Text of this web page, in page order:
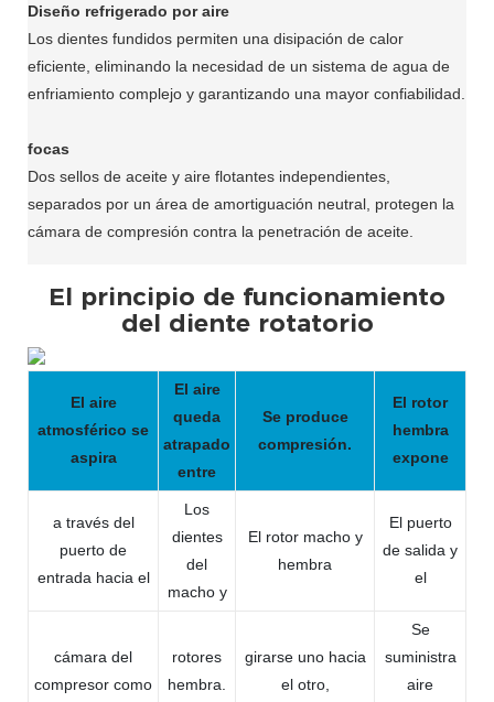
Diseño refrigerado por aire
Los dientes fundidos permiten una disipación de calor
eficiente, eliminando la necesidad de un sistema de agua de
enfriamiento complejo y garantizando una mayor confiabilidad.
focas
Dos sellos de aceite y aire flotantes independientes,
separados por un área de amortiguación neutral, protegen la
cámara de compresión contra la penetración de aceite.
El principio de funcionamiento
del diente rotatorio
El aire
atmosférico se
aspira
El aire
queda
atrapado
entre
Se produce
compresión.
El rotor
hembra
expone
a través del
puerto de
entrada hacia el
Los
dientes
del
macho y
El rotor macho y
hembra
El puerto
de salida y
el
cámara del
compresor como
rotores
hembra.
girarse uno hacia
el otro,
Se
suministra
aire